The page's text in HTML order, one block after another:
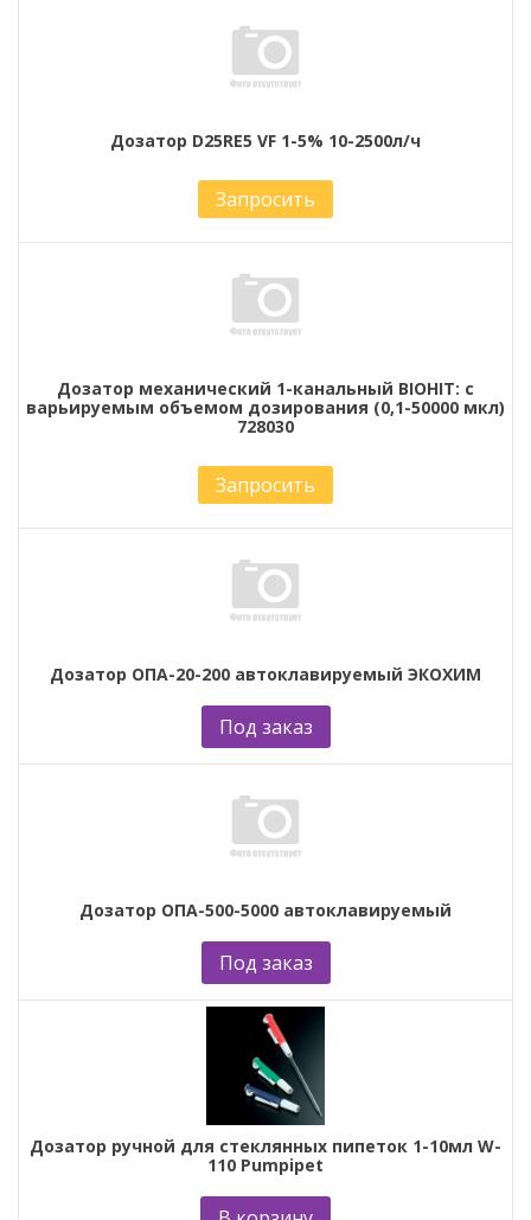
Дозатор D25RE5 VF 1-5% 10-2500л/ч
Запросить
Дозатор механический 1-канальный BIOHIT: с
варьируемым объемом дозирования (0,1-50000 мкл)
728030
Запросить
Дозатор ОПА-20-200 автоклавируемый ЭКОХИМ
Под заказ
Дозатор ОПА-500-5000 автоклавируемый
Под заказ
Дозатор ручной для стеклянных пипеток 1-10мл W-
110 Pumpipet